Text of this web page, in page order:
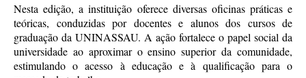
Nesta edição, a instituição oferece diversas oficinas práticas e
teóricas, conduzidas por docentes e alunos dos cursos de
graduação da UNINASSAU. A ação fortalece o papel social da
universidade ao aproximar o ensino superior da comunidade,
estimulando o acesso à educação e à qualificação para o